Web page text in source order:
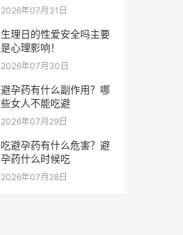
2026年07月31日
生理日的性爱安全吗主要
是心理影响！
2026年07月30日
避孕药有什么副作用？哪
些女人不能吃避
2026年07月29日
吃避孕药有什么危害？避
孕药什么时候吃
2026年07月28日